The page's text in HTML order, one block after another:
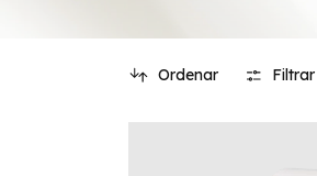
Ordenar Filtrar